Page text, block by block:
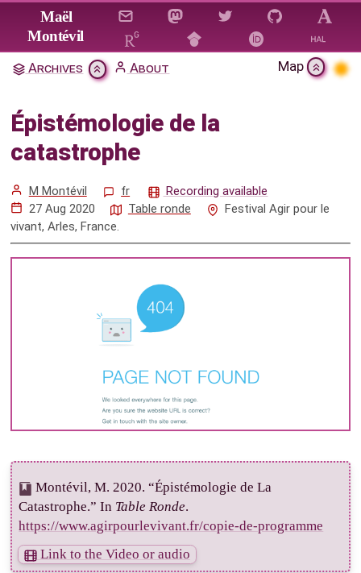
Jump to main content
Maël
Montévil
Archives About Map
Épistémologie de la
catastrophe
M Montévil fr
Recording available
27 Aug 2020
Table ronde
Festival Agir pour le
vivant, Arles, France.
Épistémologie de la catastrophe
Citation & Download
Video
Mentions
Montévil, M. 2020. “Épistémologie de La
Catastrophe.” In Table Ronde.
https://www.agirpourlevivant.fr/copie-de-programme
Link to the Video or audio